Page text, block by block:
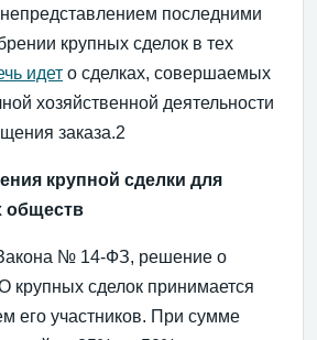
непредставлением последними
крупных сделок в тех
идет о сделках, совершаемых
хозяйственной деятельности
заказа.2
крупной сделки для
обществ
№ 14-ФЗ, решение о
сделок принимается
его участников. При сумме